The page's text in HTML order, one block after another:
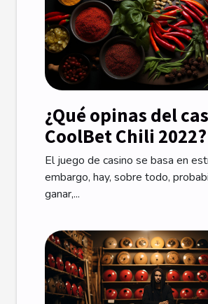
¿Qué opinas del
CoolBet Chili 2022?
El juego de casino se basa en
embargo, hay, sobre todo,
ganar,...